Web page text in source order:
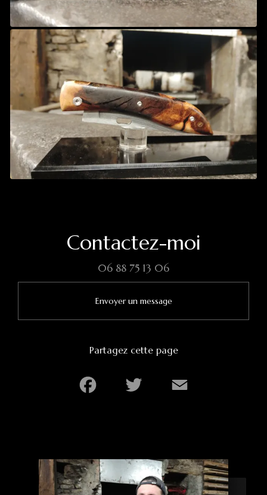
Contactez-moi
06 88 75 13 06
Envoyer un message
Partagez cette page